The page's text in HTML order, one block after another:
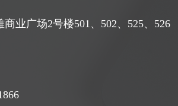
业广场2号楼501、502、525、526